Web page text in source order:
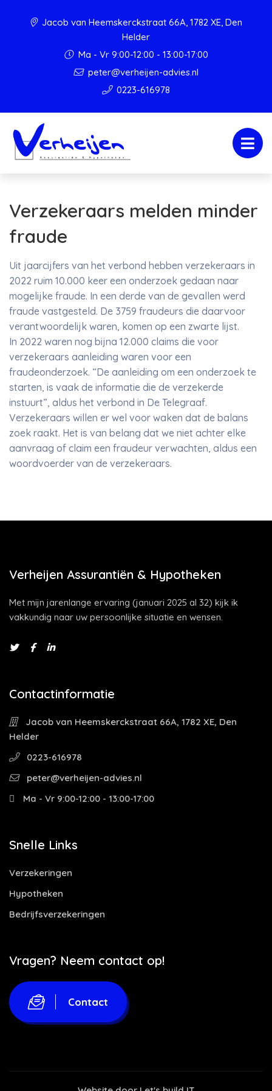
Jacob van Heemskerckstraat 66A, 1782 XE, Den
Helder
Ma - Vr 9:00-12:00 - 13:00-17:00
peter@verheijen-advies.nl
0223-616978
Verzekeraars melden minder
fraude
Uit jaarcijfers van het verbond hebben verzekeraars in
2022 ruim 10.000 keer een onderzoek gedaan naar
mogelijke fraude. In een derde van de gevallen werd
fraude vastgesteld. De 3759 fraudeurs die daarvoor
verantwoordelijk waren, komen op een zwarte lijst.
In 2022 waren nog bijna 12.000 claims die voor
verzekeraars aanleiding waren voor een
fraudeonderzoek. “De aanleiding om een onderzoek te
starten, is vaak de informatie die de verzekerde
instuurt”, aldus het verbond in De Telegraaf.
Verzekeraars willen er wel voor waken dat de balans
zoek raakt. Het is van belang dat we niet achter elke
aanvraag of claim een fraudeur verwachten, aldus een
woordvoerder van de verzekeraars.
Verheijen Assurantiën & Hypotheken
Met mijn jarenlange ervaring (januari 2025 al 32) kijk ik
vakkundig naar uw persoonlijke situatie en wensen.
Contactinformatie
Jacob van Heemskerckstraat 66A, 1782 XE, Den
Helder
0223-616978
peter@verheijen-advies.nl
Ma - Vr 9:00-12:00 - 13:00-17:00
Snelle Links
Verzekeringen
Hypotheken
Bedrijfsverzekeringen
Vragen? Neem contact op!
Contact